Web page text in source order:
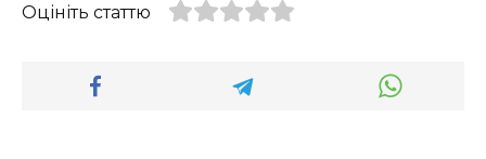
Оцініть статтю